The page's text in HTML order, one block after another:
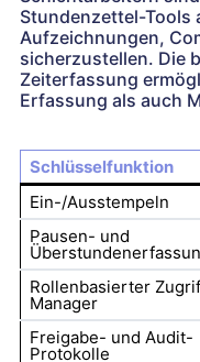
Stundenzettel-Tools
Aufzeichnungen,
sicherzustellen. Die
Zeiterfassung
Erfassung als auch
Schlüsselfunktion
Ein-/Ausstempeln
Pausen- und
Rollenbasierter
Manager
Freigabe- und Audit-
Protokolle